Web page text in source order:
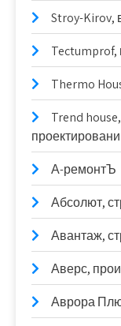
Stroy-Kirov,
Thermo
Trend
А-ремонтЪ
Абсолют,
Авантаж,
Аверс,
Аврора